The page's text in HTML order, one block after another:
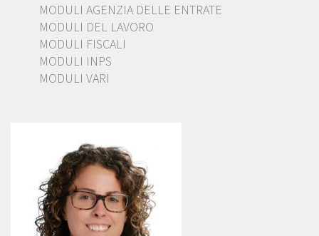
MODULI AGENZIA DELLE ENTRATE
MODULI DEL LAVORO
MODULI FISCALI
MODULI INPS
MODULI VARI